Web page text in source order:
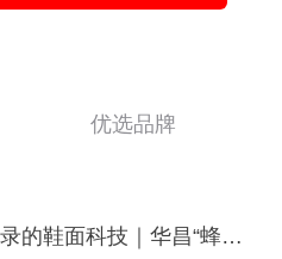
优选品牌
创造“百公里破6”世界纪录的鞋面科技｜华昌“蜂鸟翼网纱”定义极致轻量